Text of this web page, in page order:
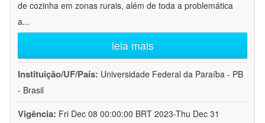
de cozinha em zonas rurais, além de toda a problemática
a...
leia mais
Instituição/UF/País: Universidade Federal da Paraíba - PB
- Brasil
Vigência: Fri Dec 08 00:00:00 BRT 2023-Thu Dec 31